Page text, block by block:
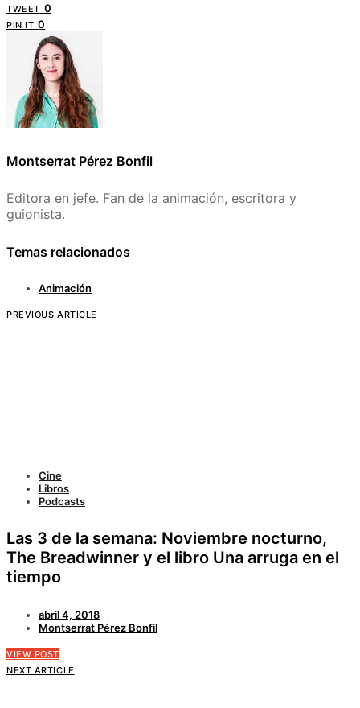
TWEET 0
PIN IT 0
Montserrat Pérez Bonfil
Editora en jefe. Fan de la animación, escritora y
guionista.
Temas relacionados
Animación
PREVIOUS ARTICLE
Cine
Libros
Podcasts
Las 3 de la semana: Noviembre nocturno,
The Breadwinner y el libro Una arruga en el
tiempo
abril 4, 2018
Montserrat Pérez Bonfil
VIEW POST
NEXT ARTICLE